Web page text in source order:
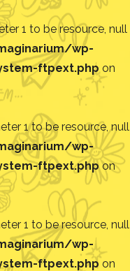
1 to be resource, null
wp-
ftpext.php on
1 to be resource, null
wp-
ftpext.phpon
1 to be resource, null
wp-
ftpext.php on